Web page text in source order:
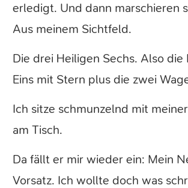
erledigt. Und dann marschieren
Aus meinem Sichtfeld.
Die drei Heiligen Sechs. Also die
Eins mit Stern plus die zwei
Ich sitze schmunzelnd mit
am Tisch.
Da fällt er mir wieder ein: Mein
Vorsatz. Ich wollte doch was